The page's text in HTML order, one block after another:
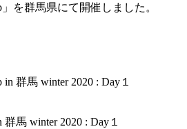
」を群馬県にて開催しました。
群馬 winter 2020 : Day１